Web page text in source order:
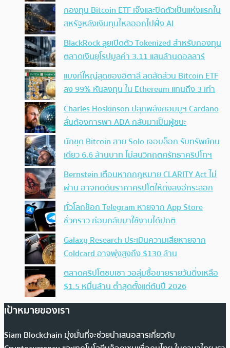
กองทุน Bitcoin ETF เจ๊งและปิดตัวเป็นแห่งแรกใน
สหรัฐหลังเงินทุนไหลออกไปฝั่ง AI
BlackRock ลุยเปิดตัว Tokenized สำหรับกองทุน
ตลาดเงินยุโรปมูลค่า 3.11 แสนล้านดอลลาร์
แบงก์ใหญ่สุดของอิตาลี ลดสัดส่วน Bitcoin ETF
ลง 99% หันลงทุน ใน Ethereum แทนถึง 3 เท่า
Charles Hoskinson ปลุกพลังคอมมูฯ Cardano
ลั่นต้องการพา ADA กลับมาเป็นผู้ชนะ
นักขุด Bitcoin สาย Solo เจอบล็อก รับทรัพย์คน
เดียว 6.6 ล้านบาท ไม่สนวิกฤตศรัทธาคริปโทฯ
Bernstein เตือนหากกฎหมาย CLARITY Act ไม่
ผ่าน อาจกดดันราคาคริปโตให้ดิ่งลงอีกระลอก
ทั่วโลกช็อก Telegram หายจาก App Store
ชั่วคราว ก่อนกลับมาใช้งานได้ปกติ
Galaxy Research ประเมินความเสียหายจาก
Coldcard อาจพุ่งสูงถึง $130 ล้าน
ตลาดคริปโตซบเซา วอลุ่มซื้อขายรายวันดิ่งเหลือ
$1.5 หมื่นล้าน ต่ำสุดตั้งแต่ต้นปี 2026
เป้าหมายของเรา
Siam Blockchain มุ่งมั่นที่จะช่วยนำเสนอสารเกี่ยวกับ